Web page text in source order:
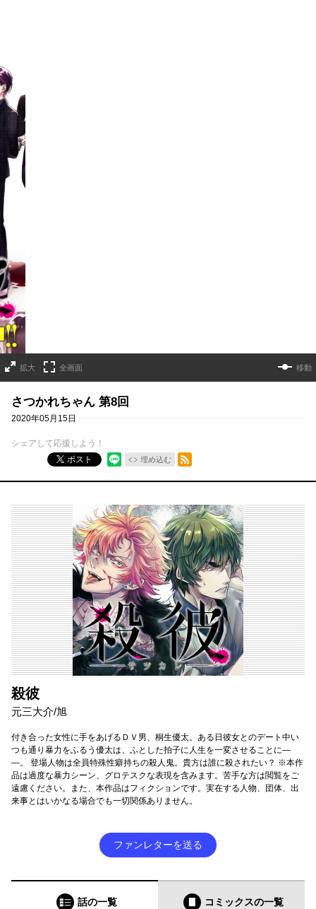
拡大 全画面 移動
さつかれちゃん 第8回
2020年05月15日
シェアして応援しよう！
ポスト
埋め込む
RSSフィード
殺彼
元三大介/旭
付き合った女性に手をあげるＤＶ男、桐生優太。ある日彼女とのデート中い
つも通り暴力をふるう優太は、ふとした拍子に人生を一変させることに―
―。 登場人物は全員特殊性癖持ちの殺人鬼。貴方は誰に殺されたい？ ※本作
品は過度な暴力シーン、グロテスクな表現を含みます。苦手な方は閲覧をご
遠慮ください。また、本作品はフィクションです。実在する人物、団体、出
来事とはいかなる場合でも一切関係ありません。
ファンレターを送る
話の一覧 コミックスの一覧